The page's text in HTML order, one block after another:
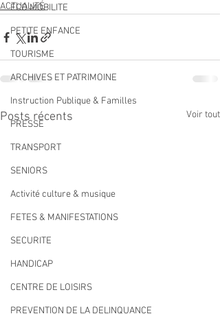
ECO MOBILITE
PETITE ENFANCE
TOURISME
ARCHIVES ET PATRIMOINE
Instruction Publique & Familles
PRESSE
TRANSPORT
SENIORS
Activité culture & musique
FETES & MANIFESTATIONS
SECURITE
HANDICAP
CENTRE DE LOISIRS
PREVENTION DE LA DELINQUANCE
ACTUALITÉ
Posts récents Voir tout